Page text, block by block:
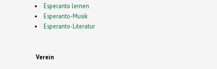
Esperanto lernen
Esperanto-Musik
Esperanto-Literatur
Verein